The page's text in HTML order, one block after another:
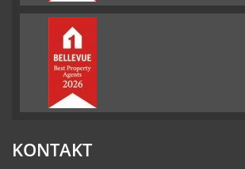
KONTAKT